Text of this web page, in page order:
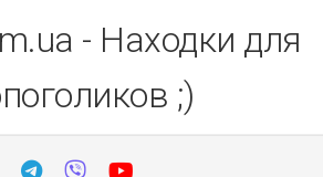
- Находки для
;)